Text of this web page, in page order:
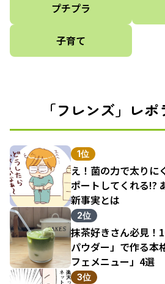
プチプラ
子育て
「フレンズ」レ
1位
え！菌の力で太りに
ポートしてくれる!?
新事実とは
2位
抹茶好きさん必見！
パウダー」で作る本
フェメニュー」4選
3位